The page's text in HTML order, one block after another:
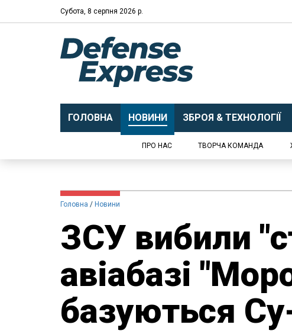
Субота, 8 серпня 2026 р.
ГОЛОВНА НОВИНИ ЗБРОЯ & ТЕХНОЛОГІЇ
ПРО НАС ТВОРЧА КОМАНДА
Головна Новини
ЗСУ вибили
авіабазі
базуються